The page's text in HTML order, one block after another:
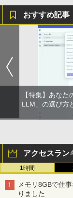
おすすめ記事
【特集】あな
LLM」の選び方
アクセスラン
1時間
メモリ8GBで仕
りました